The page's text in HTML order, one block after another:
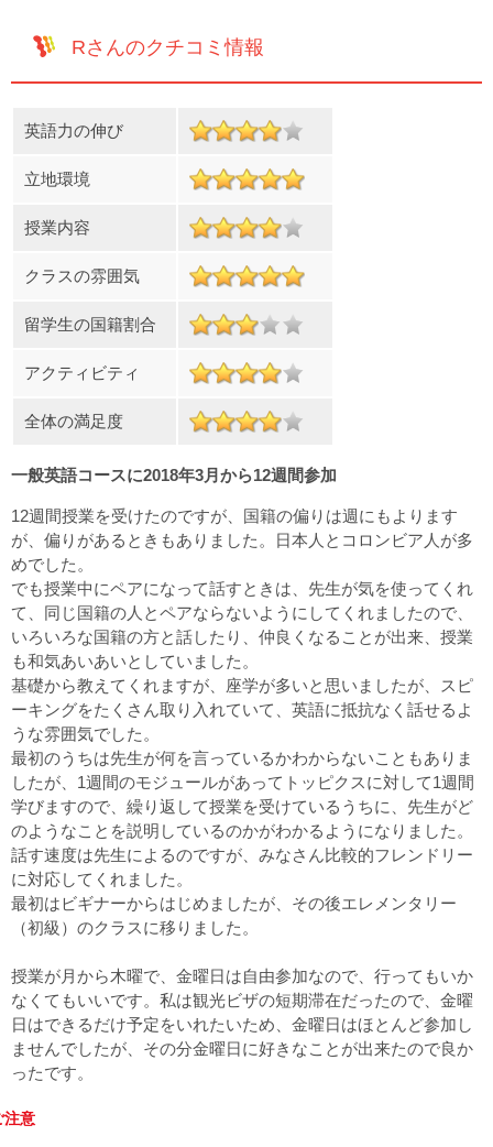
Rさんのクチコミ情報
英語力の伸び
立地環境
授業内容
クラスの雰囲気
留学生の国籍割合
アクティビティ
全体の満足度
一般英語コースに2018年3月から12週間参加
12週間授業を受けたのですが、国籍の偏りは週にもよります
が、偏りがあるときもありました。日本人とコロンビア人が多
めでした。
でも授業中にペアになって話すときは、先生が気を使ってくれ
て、同じ国籍の人とペアならないようにしてくれましたので、
いろいろな国籍の方と話したり、仲良くなることが出来、授業
も和気あいあいとしていました。
基礎から教えてくれますが、座学が多いと思いましたが、スピ
ーキングをたくさん取り入れていて、英語に抵抗なく話せるよ
うな雰囲気でした。
最初のうちは先生が何を言っているかわからないこともありま
したが、1週間のモジュールがあってトッピクスに対して1週間
学びますので、繰り返して授業を受けているうちに、先生がど
のようなことを説明しているのかがわかるようになりました。
話す速度は先生によるのですが、みなさん比較的フレンドリー
に対応してくれました。
最初はビギナーからはじめましたが、その後エレメンタリー
（初級）のクラスに移りました。
授業が月から木曜で、金曜日は自由参加なので、行ってもいか
なくてもいいです。私は観光ビザの短期滞在だったので、金曜
日はできるだけ予定をいれたいため、金曜日はほとんど参加し
ませんでしたが、その分金曜日に好きなことが出来たので良か
ったです。
注意